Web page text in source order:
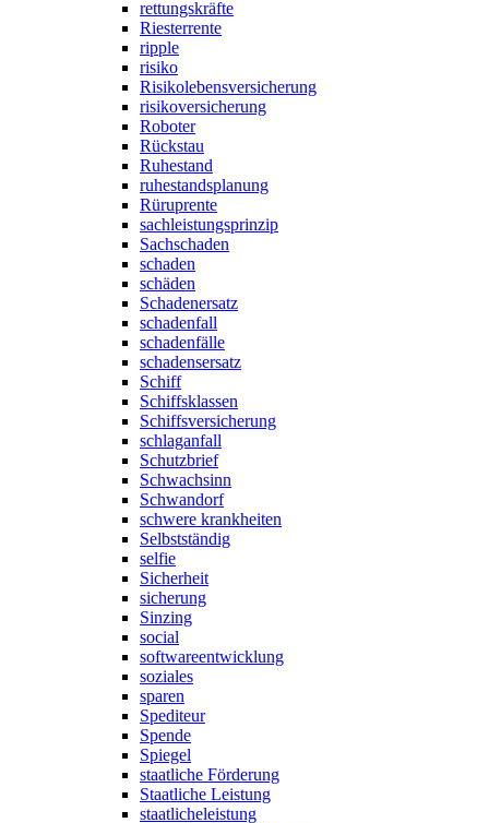
rettungskräfte
Riesterrente
ripple
risiko
Risikolebensversicherung
risikoversicherung
Roboter
Rückstau
Ruhestand
ruhestandsplanung
Rüruprente
sachleistungsprinzip
Sachschaden
schaden
schäden
Schadenersatz
schadenfall
schadenfälle
schadensersatz
Schiff
Schiffsklassen
Schiffsversicherung
schlaganfall
Schutzbrief
Schwachsinn
Schwandorf
schwere krankheiten
Selbstständig
selfie
Sicherheit
sicherung
Sinzing
social
softwareentwicklung
soziales
sparen
Spediteur
Spende
Spiegel
staatliche Förderung
Staatliche Leistung
staatlicheleistung